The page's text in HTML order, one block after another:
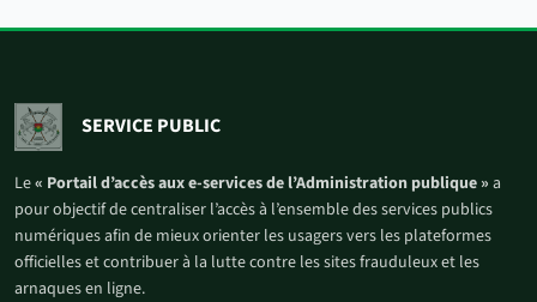
SERVICE PUBLIC
Le« Portail d’accès aux e-services de l’Administration publique » a
pour objectif de centraliser l’accès à l’ensemble des services publics
numériques afin de mieux orienter les usagers vers les plateformes
officielles et contribuer à la lutte contre les sites frauduleux et les
arnaques en ligne.